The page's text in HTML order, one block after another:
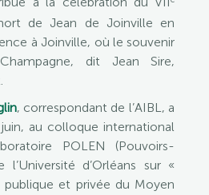
de Jean de Joinville en
à Joinville, où le souvenir
dit Jean Sire,
, correspondant de l’AIBL, a
au colloque international
POLEN (Pouvoirs-
d’Orléans sur «
et privée du Moyen